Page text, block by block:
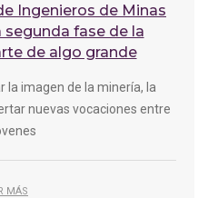
Ingenieros de Minas
segunda fase de la
de algo grande
la imagen de la minería, la
nuevas vocaciones entre
MÁS